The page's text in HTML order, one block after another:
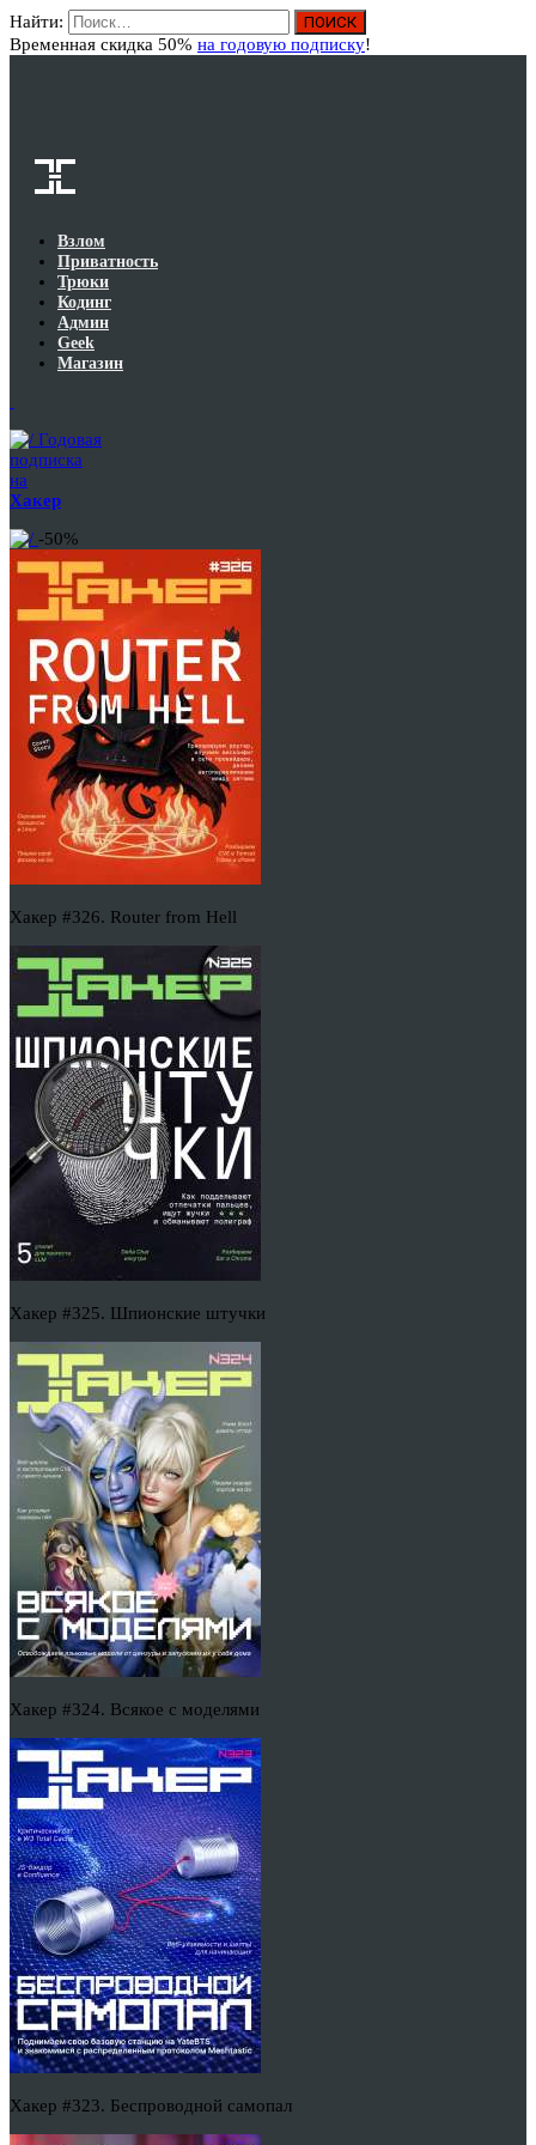
Найти:
Временная скидка 50% на годовую подписку!
Взлом
Приватность
Трюки
Кодинг
Админ
Geek
Магазин
Годовая
подписка
на
Хакер
-50%
Хакер #326. Router from Hell
Хакер #325. Шпионские штучки
Хакер #324. Всякое с моделями
Хакер #323. Беспроводной самопал